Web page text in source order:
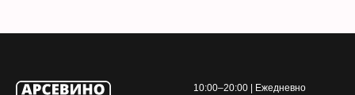
10:00–20:00 | Ежедневно